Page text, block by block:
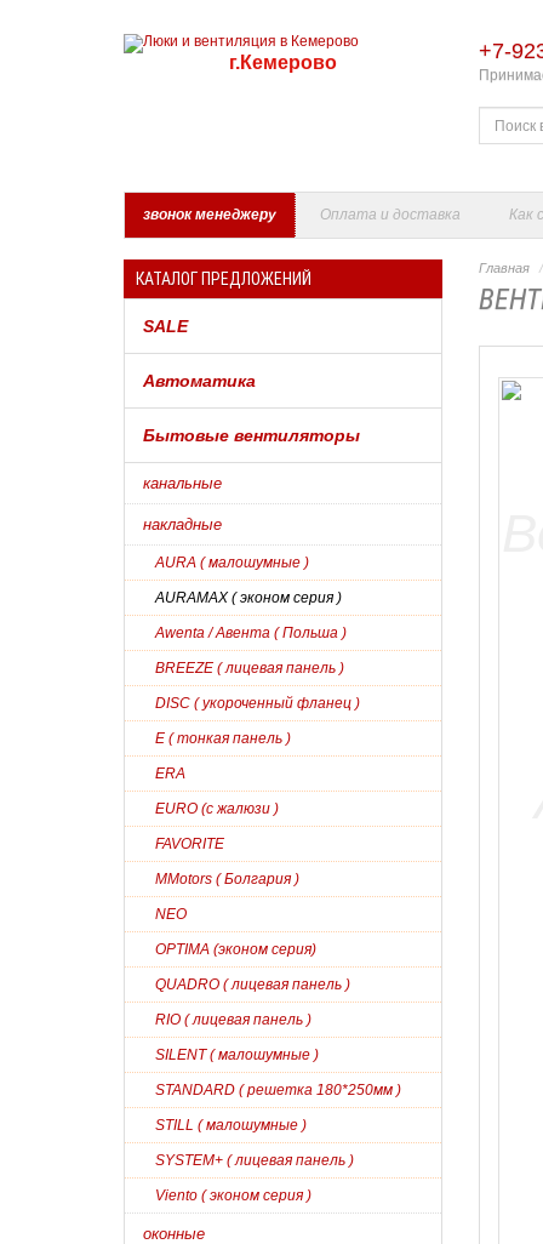
г.Кемерово +7-
звонок менеджеру Оплата и доставка Как
КАТАЛОГ ПРЕДЛОЖЕНИЙ
SALE
Автоматика
Бытовые вентиляторы
канальные
накладные
AURA ( малошумные )
AURAMAX ( эконом серия )
Awenta / Авента ( Польша )
BREEZE ( лицевая панель )
DISC ( укороченный фланец )
E ( тонкая панель )
ERA
EURO (с жалюзи )
FAVORITE
MMotors ( Болгария )
NEO
OPTIMA (эконом серия)
QUADRO ( лицевая панель )
RIO ( лицевая панель )
SILENT ( малошумные )
STANDARD ( решетка 180*250мм )
STILL ( малошумные )
SYSTEM+ ( лицевая панель )
Viento ( эконом серия )
оконные
Главная